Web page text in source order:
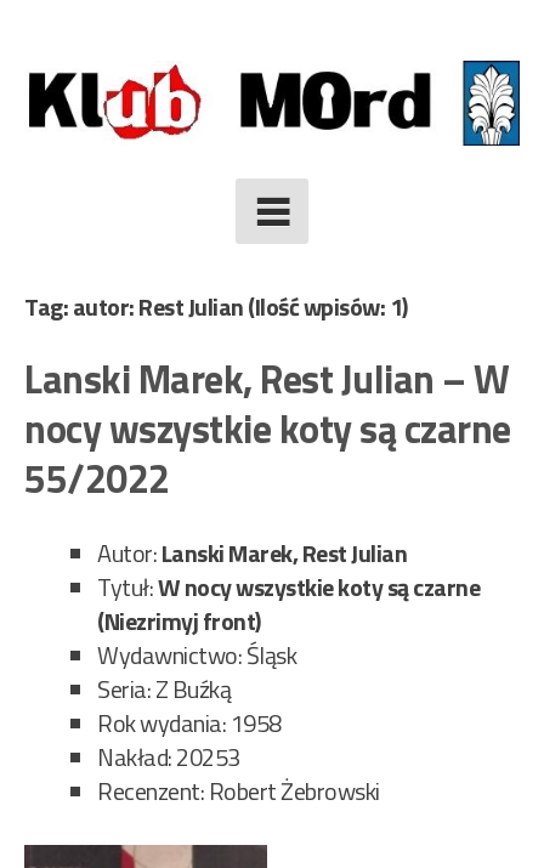
to
content
Tag: autor: Rest Julian(Ilość wpisów: 1)
Lanski Marek, Rest Julian – W
nocy wszystkie koty są czarne
55/2022
Autor:Lanski Marek, Rest Julian
Tytuł:W nocy wszystkie koty są czarne
(Niezrimyj front)
Wydawnictwo: Śląsk
Seria: Z Buźką
Rok wydania: 1958
Nakład: 20253
Recenzent: Robert Żebrowski